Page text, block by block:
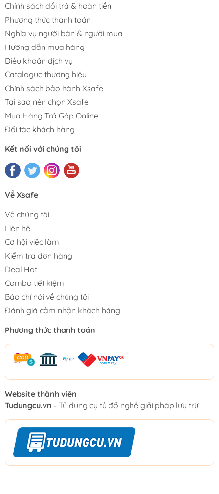
Chính sách đổi trả & hoàn tiền
Phương thức thanh toán
Nghĩa vụ người bán & người mua
Hướng dẫn mua hàng
Điều khoản dịch vụ
Catalogue thương hiệu
Chính sách bảo hành Xsafe
Tại sao nên chọn Xsafe
Mua Hàng Trả Góp Online
Đối tác khách hàng
Kết nối với chúng tôi
Về Xsafe
Về chúng tôi
Liên hệ
Cơ hội việc làm
Kiểm tra đơn hàng
Deal Hot
Combo tiết kiệm
Báo chí nói về chúng tôi
Đánh giá cảm nhận khách hàng
Phương thức thanh toán
Website thành viên
Tudungcu.vn - Tủ dụng cụ tủ đồ nghề giải pháp lưu trữ